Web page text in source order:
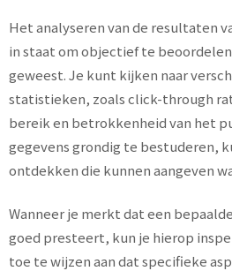
Het analyseren van de resultaten
in staat om objectief te
geweest. Je kunt kijken naar
statistieken, zoals click-through
bereik en betrokkenheid van het
gegevens grondig te bestuderen,
ontdekken die kunnen aangeven
Wanneer je merkt dat een
goed presteert, kun je hierop
toe te wijzen aan dat specifieke